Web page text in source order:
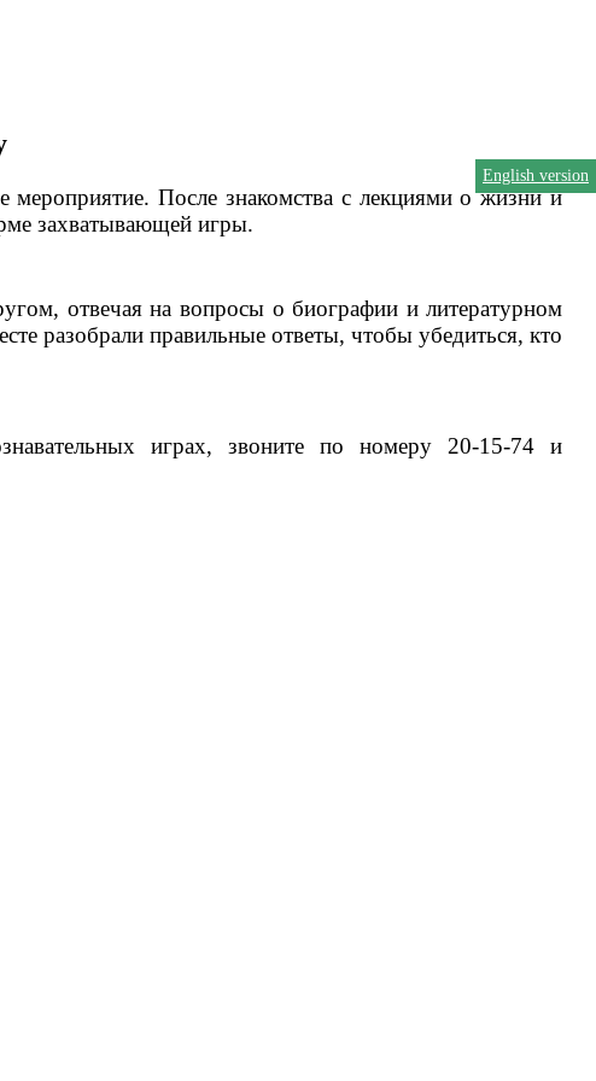
English version
мероприятие. После знакомства с лекциями о жизни и
захватывающей игры.
отвечая на вопросы о биографии и литературном
разобрали правильные ответы, чтобы убедиться, кто
играх, звоните по номеру 20-15-74 и